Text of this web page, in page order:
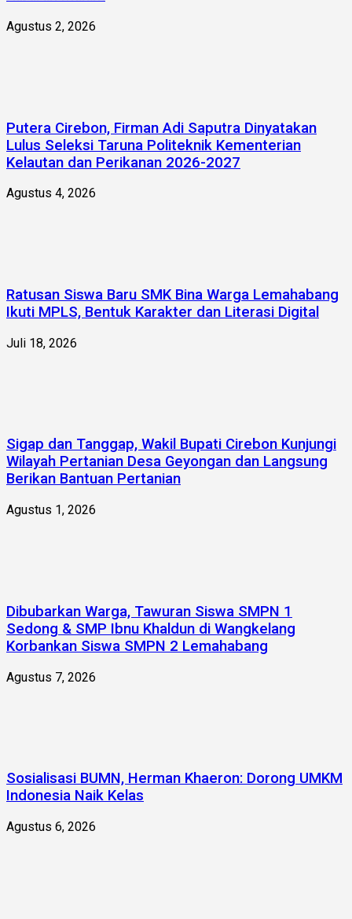
Agustus 2, 2026
Putera Cirebon, Firman Adi Saputra Dinyatakan
Lulus Seleksi Taruna Politeknik Kementerian
Kelautan dan Perikanan 2026-2027
Agustus 4, 2026
Ratusan Siswa Baru SMK Bina Warga Lemahabang
Ikuti MPLS, Bentuk Karakter dan Literasi Digital
Juli 18, 2026
Sigap dan Tanggap, Wakil Bupati Cirebon Kunjungi
Wilayah Pertanian Desa Geyongan dan Langsung
Berikan Bantuan Pertanian
Agustus 1, 2026
Dibubarkan Warga, Tawuran Siswa SMPN 1
Sedong & SMP Ibnu Khaldun di Wangkelang
Korbankan Siswa SMPN 2 Lemahabang
Agustus 7, 2026
Sosialisasi BUMN, Herman Khaeron: Dorong UMKM
Indonesia Naik Kelas
Agustus 6, 2026